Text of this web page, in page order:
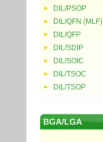
DIL/PSOP
DIL/QFN (MLF)
DIL/QFP
DIL/SDIP
DIL/SOIC
DIL/TSOC
DIL/TSOP
BGA/LGA